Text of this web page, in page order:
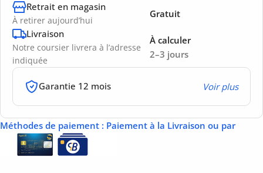
Retrait en magasin
À retirer aujourd’hui
Gratuit
Livraison
Notre coursier livrera à l’adresse
indiquée
2–3 jours
À calculer
Garantie 12 mois Voir plus
Méthodes de paiement : Paiement à la Livraison ou par